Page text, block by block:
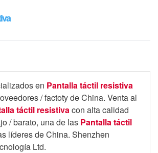
en Pantalla táctil resistiva
/ factoty de China. Venta al
táctil resistivacon alta calidad
/ barato, una de las Pantalla táctil
líderes de China. Shenzhen
Ltd.